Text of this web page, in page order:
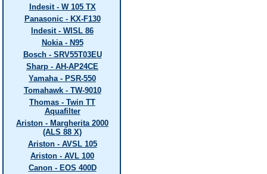
Indesit - W 105 TX
Panasonic - KX-F130
Indesit - WISL 86
Nokia - N95
Bosch - SRV55T03EU
Sharp - AH-AP24CE
Yamaha - PSR-550
Tomahawk - TW-9010
Thomas - Twin TT
Aquafilter
Ariston - Margherita 2000
(ALS 88 X)
Ariston - AVSL 105
Ariston - AVL 100
Canon - EOS 400D